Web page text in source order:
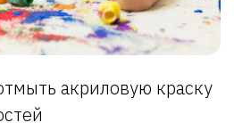
акриловую краску